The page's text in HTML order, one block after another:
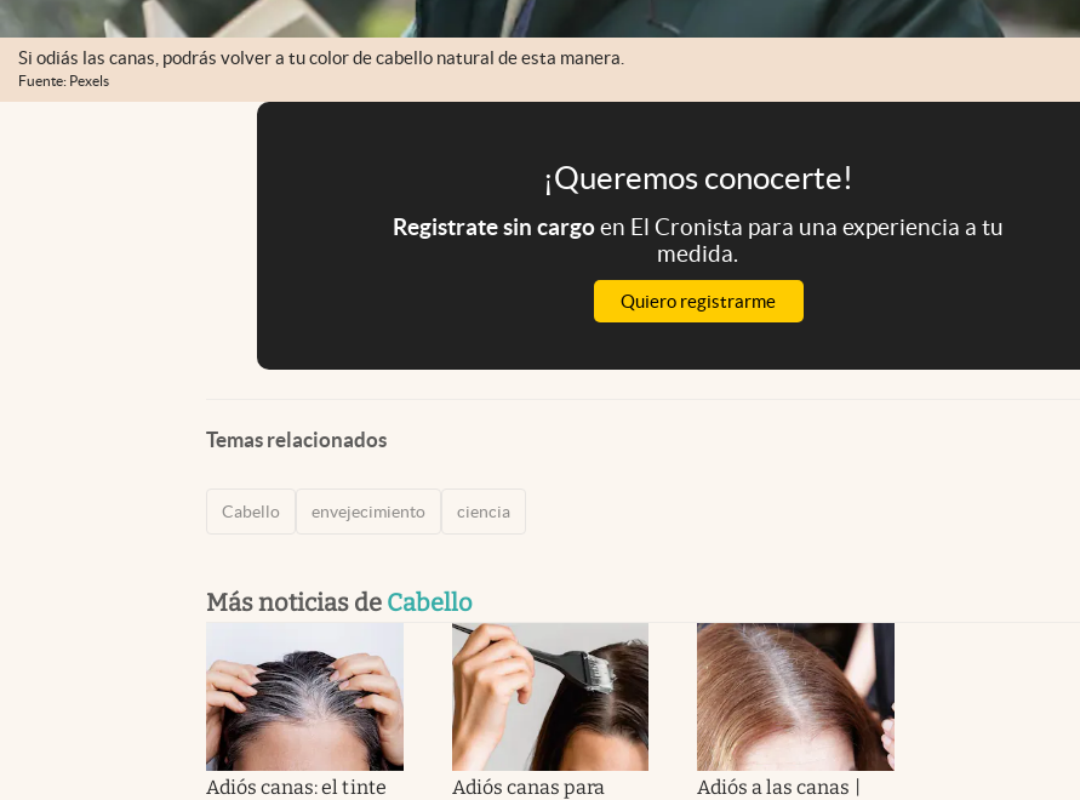
Si odiás las canas, podrás volver a tu color de cabello natural de esta manera.
Fuente: Pexels
¡Queremos conocerte!
Registrate sin cargoen El Cronista para una experiencia a tu
medida.
Quiero registrarme
Temas relacionados
Cabello envejecimiento ciencia
Más noticias de Cabello
Adiós canas: el tinte
Adiós canas para
Adiós a las canas |